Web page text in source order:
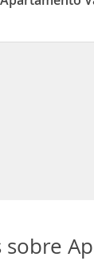
sobre